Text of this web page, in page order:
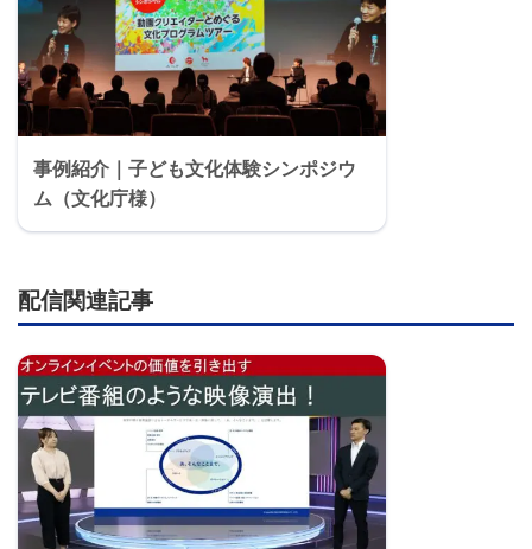
事例紹介｜子ども文化体験シンポジウ
ム（文化庁様）
配信関連記事